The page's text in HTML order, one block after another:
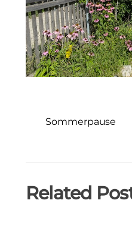
Sommerpause
Related